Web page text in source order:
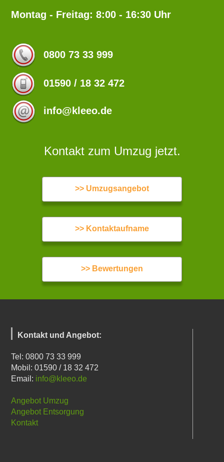
Montag - Freitag: 8:00 - 16:30 Uhr
0800 73 33 999
01590 / 18 32 472
info@kleeo.de
Kontakt zum Umzug jetzt.
>> Umzugsangebot
>> Kontaktaufname
>> Bewertungen
Kontakt und Angebot:
Tel: 0800 73 33 999
Mobil: 01590 / 18 32 472
Email: info@kleeo.de
Angebot Umzug
Angebot Entsorgung
Kontakt